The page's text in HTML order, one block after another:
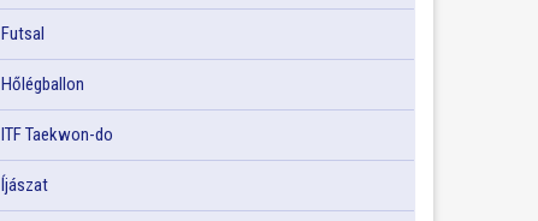
Futsal
Hőlégballon
ITF Taekwon-do
Íjászat